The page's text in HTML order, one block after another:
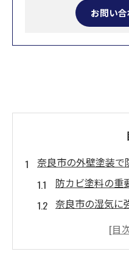
お問い
奈良市の外壁塗装で
防カビ塗料の重
奈良市の湿気に
効果的な下地